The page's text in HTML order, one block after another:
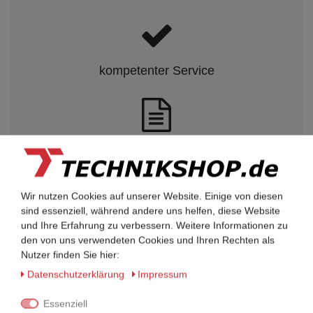
kompetenter Service
Rechnungskauf auf Anfrage möglich
Kauf auf Rechnung nach
vorheriger Absprache möglich.
Behörden, Banken, Firmen, Bestandskunden,
öffentliche & staatliche Einrichtungen, Schulen,
Universitäten und Institute können bei uns auf
Rechnung bestellen.
Email Kontakt mit uns auf.
Wir nutzen Cookies auf unserer Website. Einige von diesen
sind essenziell, während andere uns helfen, diese Website
und Ihre Erfahrung zu verbessern. Weitere Informationen zu
den von uns verwendeten Cookies und Ihren Rechten als
Nutzer finden Sie hier:
Daten­schutz­erklärung
Impressum
Essenziell